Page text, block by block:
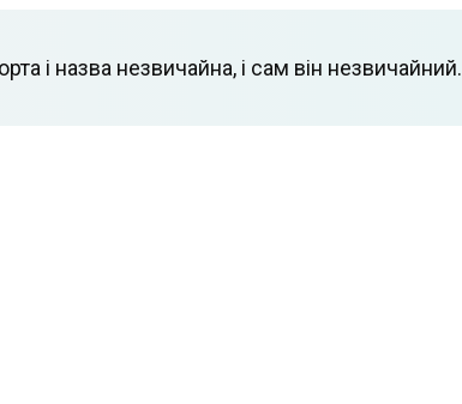
і назва незвичайна, і сам він незвичайний.